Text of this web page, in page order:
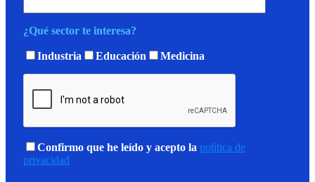
¿Qué sector te interesa?
Industria Educación Medicina
Confirmo que he leído y acepto la política de
privacidad